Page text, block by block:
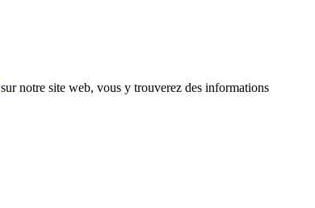
sur notre site web, vous y trouverez des informations